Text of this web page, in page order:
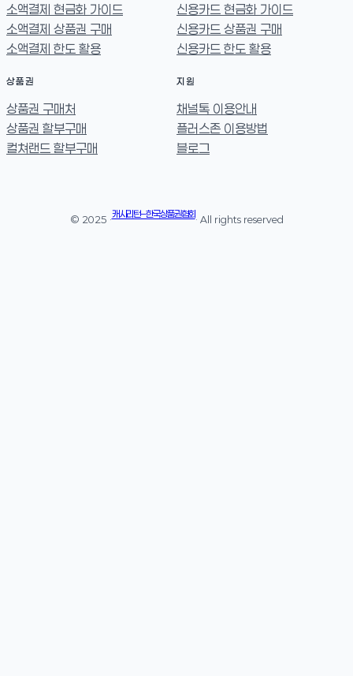
소액결제 현금화 가이드
소액결제 상품권 구매
소액결제 한도 활용
신용카드 현금화 가이드
신용카드 상품권 구매
신용카드 한도 활용
상품권
상품권 구매처
상품권 할부구매
컬쳐랜드 할부구매
지원
채널톡 이용안내
플러스존 이용방법
블로그
© 2025 ·
캐시리턴 – 한국상품권협회
· All rights reserved